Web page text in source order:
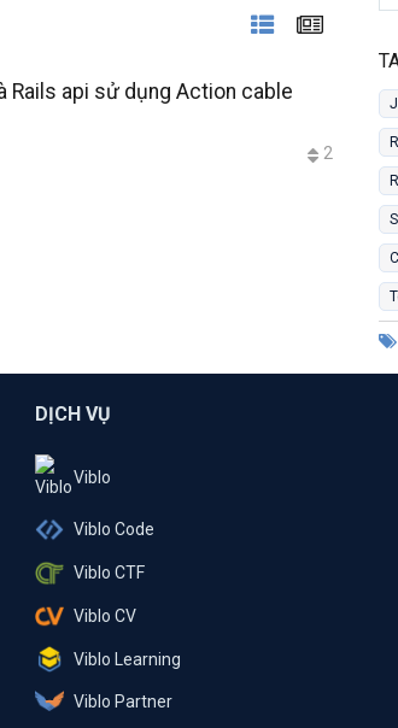
Rails api sử dụng Action cable
2
DỊCH VỤ
Viblo
Viblo Code
Viblo CTF
Viblo CV
Viblo Learning
Viblo Partner